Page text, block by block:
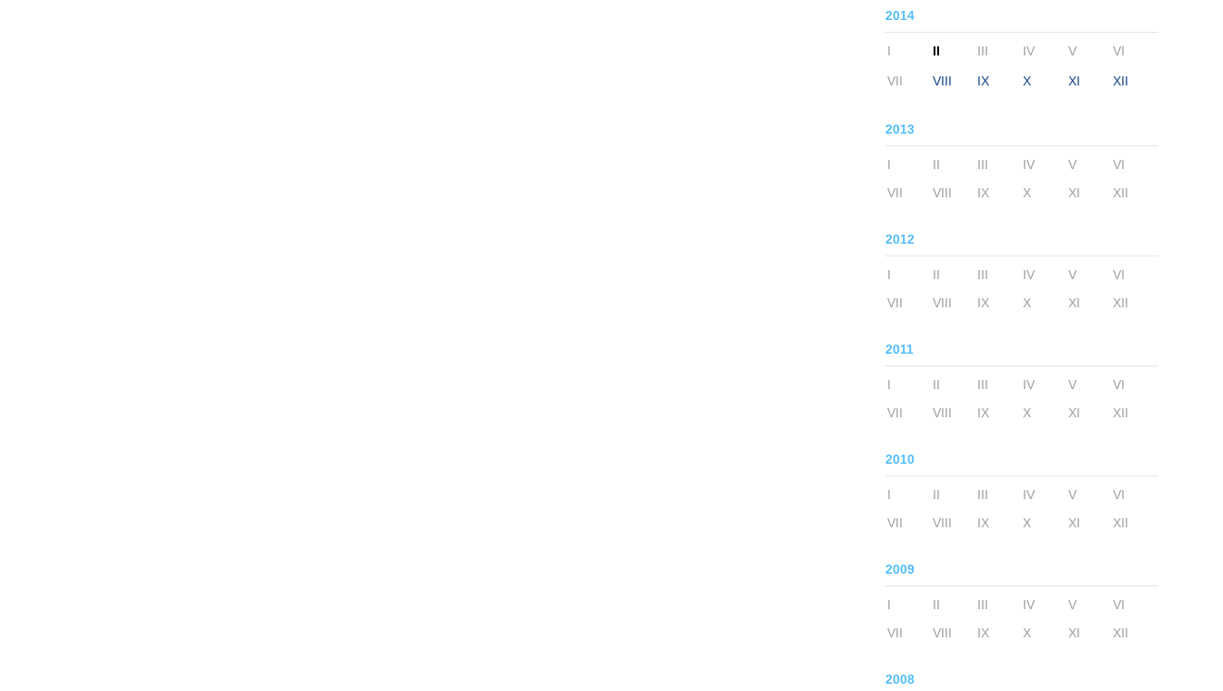
2014
I II III IV V VI
VII VIII IX X XI XII
2013
I II III IV V
VI
VII
VIII IX X XI XII
2012
I II III IV V
VI
VII
VIII IX X XI XII
2011
I II III IV V
VI
VII
VIII IX X XI XII
2010
I II III IV V
VI
VII
VIII IX X XI XII
2009
I II III IV V
VI
VII
VIII IX X XI XII
2008